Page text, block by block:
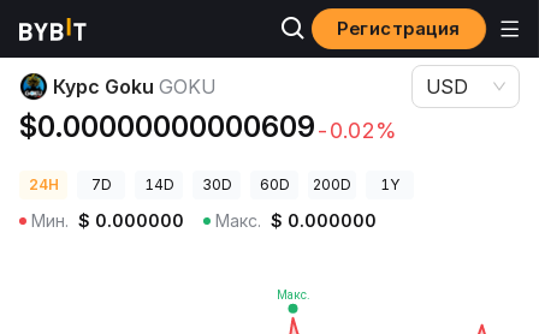
Регистрация
Цены криптовалют Курс Goku GOKU
Курс Goku GOKU
$0.00000000000609-0.02%
USD
24H 7D 14D 30D 60D 200D 1Y
Мин. $ 0.000000 Макс. $ 0.000000